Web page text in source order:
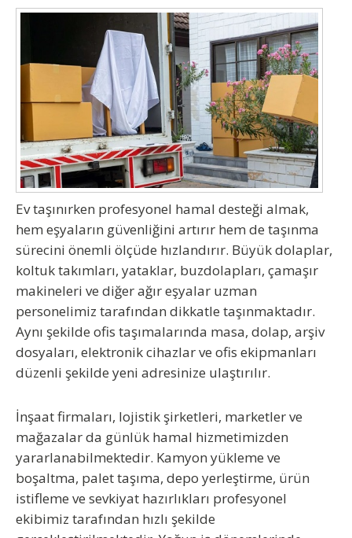
Ev taşınırken profesyonel hamal desteği almak,
hem eşyaların güvenliğini artırır hem de taşınma
sürecini önemli ölçüde hızlandırır. Büyük dolaplar,
koltuk takımları, yataklar, buzdolapları, çamaşır
makineleri ve diğer ağır eşyalar uzman
personelimiz tarafından dikkatle taşınmaktadır.
Aynı şekilde ofis taşımalarında masa, dolap, arşiv
dosyaları, elektronik cihazlar ve ofis ekipmanları
düzenli şekilde yeni adresinize ulaştırılır.
İnşaat firmaları, lojistik şirketleri, marketler ve
mağazalar da günlük hamal hizmetimizden
yararlanabilmektedir. Kamyon yükleme ve
boşaltma, palet taşıma, depo yerleştirme, ürün
istifleme ve sevkiyat hazırlıkları profesyonel
ekibimiz tarafından hızlı şekilde